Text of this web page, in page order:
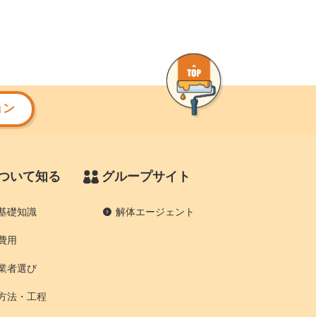
ン
いて知る
礎知識
用
者選び
法・工程
グループサイト
解体エージェント